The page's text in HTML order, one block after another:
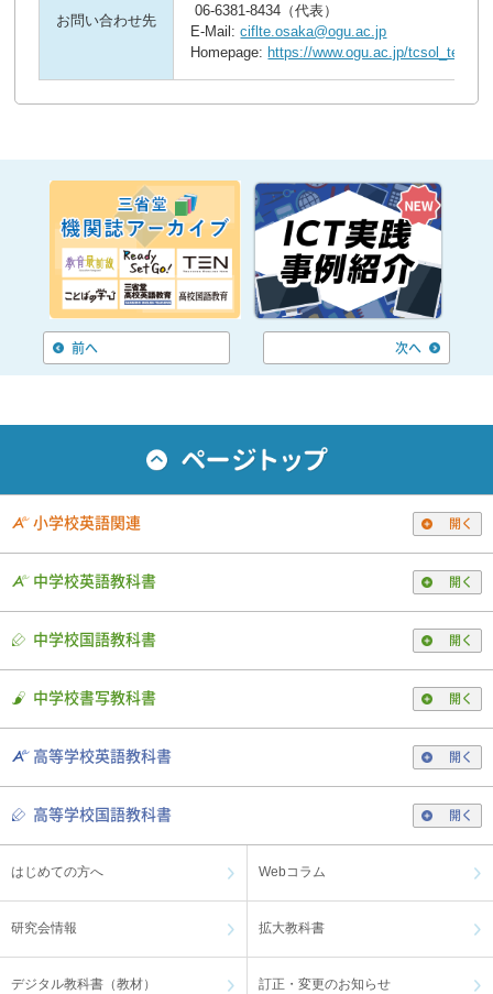
お問い合わせ先
06-6381-8434（代表）
E-Mail:ciflte.osaka@ogu.ac.jp
Homepage: https://www.ogu.ac.jp/tcsol_tesol/
前へ 次へ
小学校英語関連 開く
中学校英語教科書 開く
中学校国語教科書 開く
中学校書写教科書 開く
高等学校英語教科書 開く
高等学校国語教科書 開く
はじめての方へ Webコラム
研究会情報 拡大教科書
デジタル教科書（教材） 訂正・変更のお知らせ